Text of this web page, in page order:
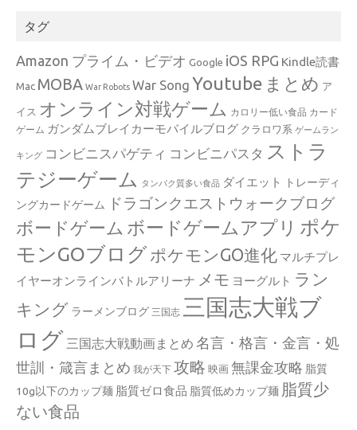
タグ
Amazon プライム・ビデオ Google iOS RPG Kindle読書
Mac MOBA War Robots War Song Youtube まとめ ア
イス オンライン対戦ゲーム カロリー低い食品 カード
ゲーム ガンダムブレイカーモバイルブログ クラロワ系 ゲームラン
キング コンビニスパゲティ コンビニパスタ ストラ
テジーゲーム
タンパク質多い食品 ダイエット
トレーディ
ングカードゲーム
ドラゴンクエストウォークブログ
ボードゲーム ボードゲームアプリ ポケ
モンGOブログポケモンGO進化 マルチプレ
イヤーオンラインバトルアリーナ メモ ヨーグルト ラン
キング ラーメンブログ 三国志 三国志大戦ブ
ログ 三国志大戦動画まとめ 名言・格言・金言・処
世訓・箴言まとめ 我が天下 攻略 映画 無課金攻略 脂質
10g以下のカップ麺 脂質ゼロ食品 脂質低めカップ麺 脂質少
ない食品